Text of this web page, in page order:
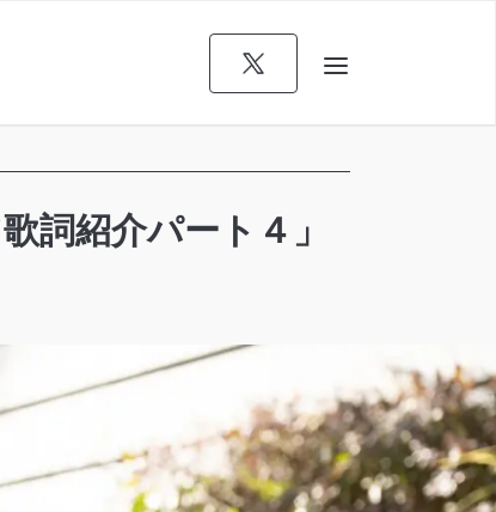
詞紹介パート４」